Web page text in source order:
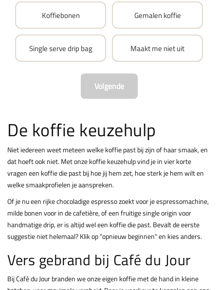
Koffiebonen Gemalen koffie
Single serve drip bag Maakt me niet uit
Volgende
De koffie keuzehulp
Niet iedereen weet meteen welke koffie past bij zijn of haar smaak, en
dat hoeft ook niet. Met onze koffie keuzehulp vind je in vier korte
vragen een koffie die past bij hoe jij hem zet, hoe sterk je hem wilt en
welke smaakprofielen je aanspreken.
Of je nu een rijke chocoladige espresso zoekt voor je espressomachine,
milde bonen voor in de cafetière, of een fruitige single origin voor
handmatige drip, er is altijd wel een koffie die past. Bevalt de eerste
suggestie niet helemaal? Klik op "opnieuw beginnen" en kies anders.
Vers gebrand bij Café du Jour
Bij Café du Jour branden we onze eigen koffie met de hand in kleine